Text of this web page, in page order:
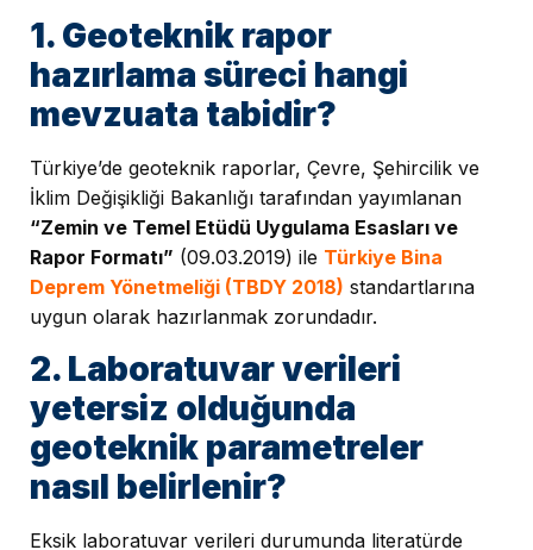
1. Geoteknik rapor
hazırlama süreci hangi
mevzuata tabidir?
Türkiye’de geoteknik raporlar, Çevre, Şehircilik ve
İklim Değişikliği Bakanlığı tarafından yayımlanan
“Zemin ve Temel Etüdü Uygulama Esasları ve
Rapor Formatı” (09.03.2019) ile Türkiye Bina
Deprem Yönetmeliği (TBDY 2018) standartlarına
uygun olarak hazırlanmak zorundadır.
2. Laboratuvar verileri
yetersiz olduğunda
geoteknik parametreler
nasıl belirlenir?
Eksik laboratuvar verileri durumunda literatürde